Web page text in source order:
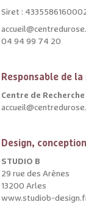
Siret :
04 94 99 74 20
Responsable de
Centre de
Design,
STUDIO B
29 rue des Arènes
13200 Arles
www.studiob-